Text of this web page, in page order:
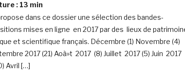
: 13 min
dans ce dossier une sélection des bandes-
mises en ligne en 2017 par des lieux de
et scientifique français. Décembre (1) Novembre (4)
2017 (21) Aoà»t 2017 (8) Juillet 2017 (5) Juin 2017
Avril […]